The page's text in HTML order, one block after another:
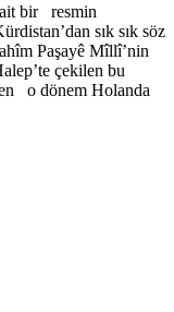
bir resmin
sık sık söz
Paşayê Mîllî’nin
çekilen bu
o dönem Holanda